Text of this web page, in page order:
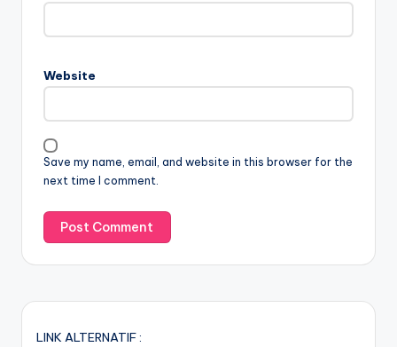
Website
Save my name, email, and website in this browser for the
next time I comment.
LINK ALTERNATIF :